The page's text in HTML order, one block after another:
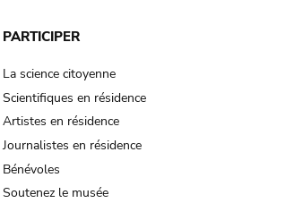
PARTICIPER
La science citoyenne
Scientifiques en résidence
Artistes en résidence
Journalistes en résidence
Bénévoles
Soutenez le musée